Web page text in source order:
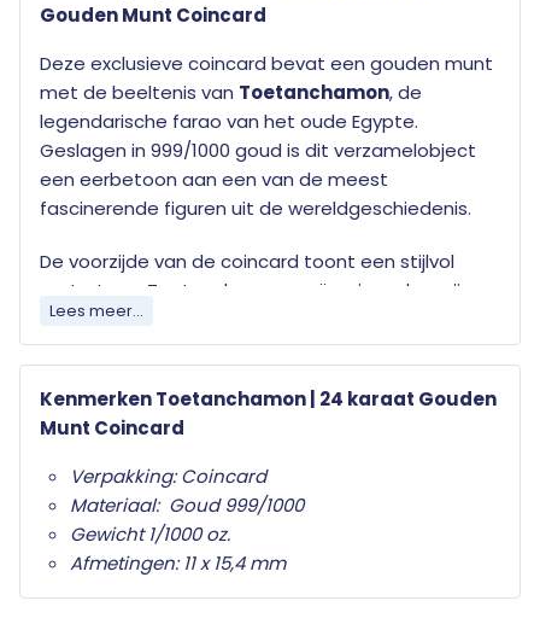
Gouden Munt Coincard
Deze exclusieve coincard bevat een gouden munt
met de beeltenis van Toetanchamon, de
legendarische farao van het oude Egypte.
Geslagen in 999/1000 goud is dit verzamelobject
een eerbetoon aan een van de meest
fascinerende figuren uit de wereldgeschiedenis.
De voorzijde van de coincard toont een stijlvol
portret van Toetanchamon, geïnspireerd op zijn
iconische dodenmasker, gecombineerd met de
geïntegreerde gouden munt waarop zijn
achterzijde staan de numismatische gegevens
overzichtelijk vermeld, waaronder de
goudzuiverheid en technische details.
Toetanchamon staat symbool voor mysterie,
rijkdom en de grootsheid van de Egyptische
beschaving. Deze elegante coincard brengt zijn
nalatenschap tot leven in een compacte en
Lees meer...
Kenmerken Toetanchamon | 24 karaat Gouden
Munt Coincard
Verpakking: Coincard
Materiaal: Goud 999/1000
Gewicht 1/1000 oz.
Afmetingen: 11 x 15,4 mm